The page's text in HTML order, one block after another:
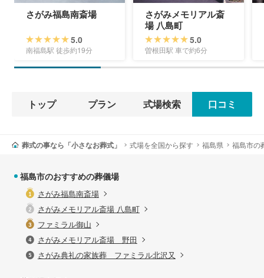
さがみ福島南斎場
5.0
南福島駅 徒歩約19分
さがみメモリアル斎
場 八島町
5.0
曽根田駅 車で約6分
トップ プラン 式場検索 口コミ
葬式の事なら「小さなお葬式」 式場を全国から探す 福島県 福島市の
福島市のおすすめの葬儀場
さがみ福島南斎場
さがみメモリアル斎場 八島町
ファミラル御山
さがみメモリアル斎場 野田
さがみ典礼の家族葬 ファミラル北沢又